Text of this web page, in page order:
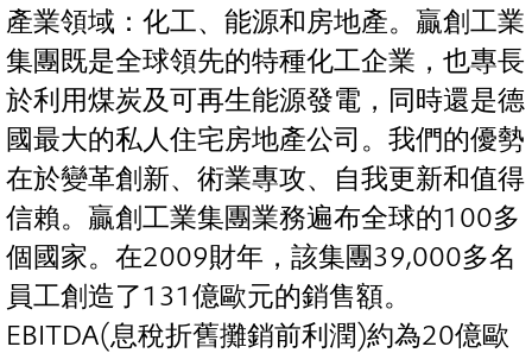
產業領域：化工、能源和房地產。贏創工業
集團既是全球領先的特種化工企業，也專長
於利用煤炭及可再生能源發電，同時還是德
國最大的私人住宅房地產公司。我們的優勢
在於變革創新、術業專攻、自我更新和值得
信賴。贏創工業集團業務遍布全球的100多
個國家。在2009財年，該集團39,000多名
員工創造了131億歐元的銷售額。
EBITDA(息稅折舊攤銷前利潤)約為20億歐